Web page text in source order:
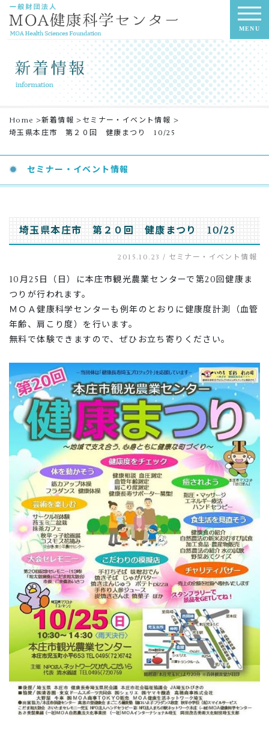
MENU
Home >新着情報 > セミナー・イベント情報 >
埼玉県本庄市 第２０回 健康まつり 10/25
セミナー・イベント情報
埼玉県本庄市 第２０回 健康まつり 10/25
2015.10.23 / セミナー・イベント情報
10月25日（日）に本庄市観光農業センターで第20回健康ま
つりが行われます。
ＭＯＡ健康科学センターも例年のとおりに健康度計測（血管
年齢、肩こり度）を行います。
無料で体験できますので、ぜひお立ち寄りください。